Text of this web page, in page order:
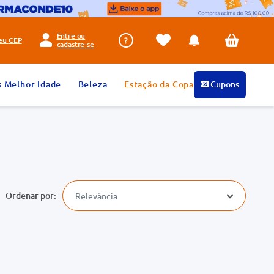
CEP
Entre ou
cadastre-se
Melhor Idade Beleza Estação da Copa Cupons
Relevância